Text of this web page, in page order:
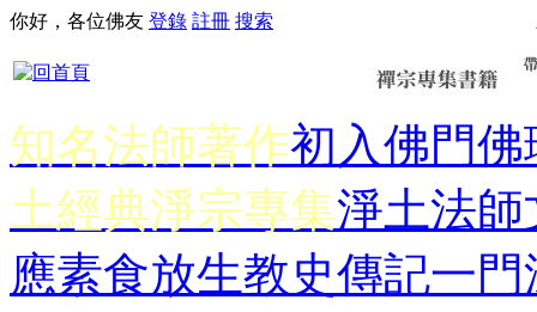
你好，各位佛友 登錄 註冊 搜索
知名法師著作初入佛門佛
土經典淨宗專集淨土法師
應素食放生教史傳記一門